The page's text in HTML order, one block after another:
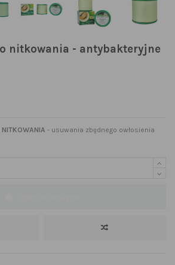
nitkowania - antybakteryjne
NITKOWANIA - usuwania zbędnego owłosienia